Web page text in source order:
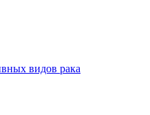
видов рака